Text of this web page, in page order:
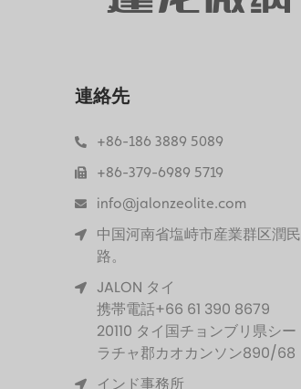
連絡先
+86-186 3889 5089
+86-379-6989 5719
info@jalonzeolite.com
中国河南省塩峙市産業群区潤民
路。
JALON タイ
携帯電話+66 61 390 8679
20110 タイ国チョンブリ県シー
ラチャ郡カオカンソン890/68
インド事務所